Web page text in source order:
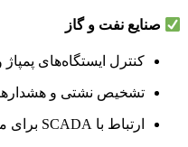
صنایع نفت و گاز
کنترل ایستگاه‌های
تشخیص نشتی و
ارتباط با SCADA برای مانیتورینگ راه دور